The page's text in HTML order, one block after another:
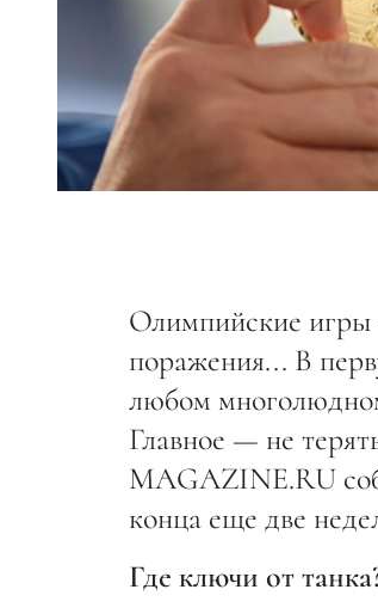
Олимпийские игры
поражения... В
любом
Главное — не
MAGAZINE.RU
конца еще две
Где ключи от